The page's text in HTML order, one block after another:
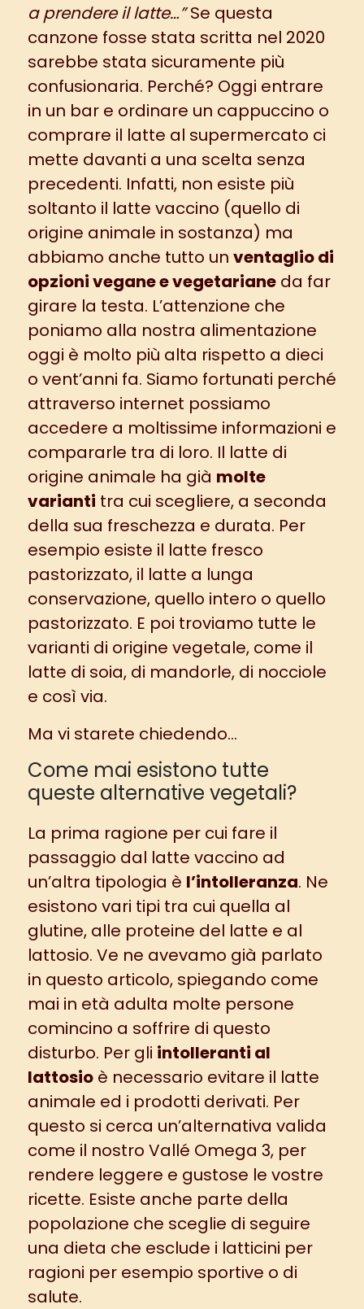
a prendere il latte…”Se questa
canzone fosse stata scritta nel 2020
sarebbe stata sicuramente più
confusionaria. Perché? Oggi entrare
in un bar e ordinare un cappuccino o
comprare il latte al supermercato ci
mette davanti a una scelta senza
precedenti. Infatti, non esiste più
soltanto il latte vaccino (quello di
origine animale in sostanza) ma
abbiamo anche tutto un ventaglio di
opzioni vegane e vegetarianeda far
girare la testa. L’attenzione che
poniamo alla nostra alimentazione
oggi è molto più alta rispetto a dieci
o vent’anni fa. Siamo fortunati perché
attraverso internet possiamo
accedere a moltissime informazioni e
compararle tra di loro. Il latte di
origine animale ha già molte
varianti tra cui scegliere, a seconda
della sua freschezza e durata. Per
esempio esiste il latte fresco
pastorizzato, il latte a lunga
conservazione, quello intero o quello
pastorizzato. E poi troviamo tutte le
varianti di origine vegetale, come il
latte di soia, di mandorle, di nocciole
e così via.
Ma vi starete chiedendo…
Come mai esistono tutte
queste alternative vegetali?
La prima ragione per cui fare il
passaggio dal latte vaccino ad
un’altra tipologia è l’intolleranza. Ne
esistono vari tipi tra cui quella al
glutine, alle proteine del latte e al
lattosio. Ve ne avevamo già parlato
in questo articolo, spiegando come
mai in età adulta molte persone
comincino a soffrire di questo
disturbo. Per gli intolleranti al
lattosioè necessario evitare il latte
animale ed i prodotti derivati. Per
questo si cerca un’alternativa valida
come il nostro Vallé Omega 3, per
rendere leggere e gustose le vostre
ricette. Esiste anche parte della
popolazione che sceglie di seguire
una dieta che esclude i latticini per
ragioni per esempio sportive o di
salute.